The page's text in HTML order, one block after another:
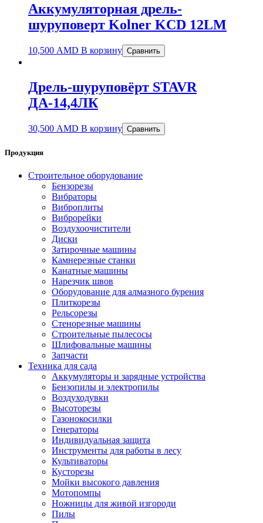
Аккумуляторная дрель-
шуруповерт Kolner KCD 12LM
10,500 AMD В корзину Сравнить
Дрель-шуруповёрт STAVR
ДА-14,4ЛК
30,500 AMD В корзину Сравнить
Продукция
Строительное оборудование
Бензорезы
Вибраторы
Виброплиты
Виброрейки
Воздухоочистители
Диски
Затирочные машины
Камнерезные станки
Канатные машины
Нарезчик швов
Оборудование для алмазного бурения
Плиткорезы
Рельсорезы
Стенорезные машины
Строительные пылесосы
Шлифовальные машины
Запчасти
Техника для сада
Аккумуляторы и зарядные устройства
Бензопилы и электропилы
Воздуходувки
Высоторезы
Газонокосилки
Генераторы
Индивидуальная защита
Инструменты для работы в лесу
Культиваторы
Кусторезы
Мойки высокого давления
Мотопомпы
Ножницы для живой изгороди
Пилы